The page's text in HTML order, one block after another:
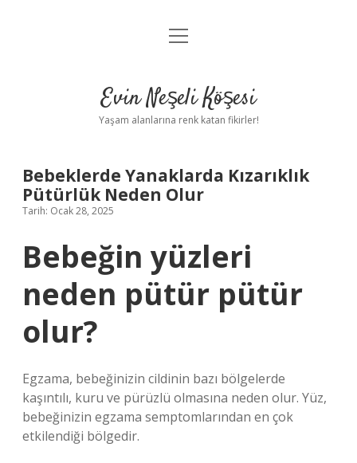
Anasayfa
Yasal Uyarı
menüyü
Evin Neşeli Köşesi
Yaşam alanlarına renk katan fikirler!
Bebeklerde Yanaklarda Kızarıklık
Pütürlük Neden Olur
Tarih: Ocak 28, 2025
Bebeğin yüzleri
neden pütür pütür
olur?
Egzama, bebeğinizin cildinin bazı bölgelerde
kaşıntılı, kuru ve pürüzlü olmasına neden olur. Yüz,
bebeğinizin egzama semptomlarından en çok
etkilendiği bölgedir.